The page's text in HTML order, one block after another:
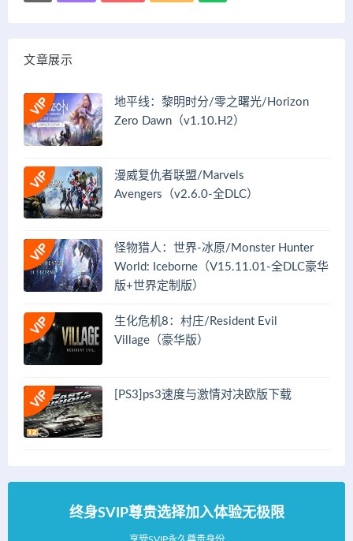
文章展示
地平线：黎明时分/零之曙光/Horizon
Zero Dawn（v1.10.H2）
漫威复仇者联盟/Marvels
Avengers（v2.6.0-全DLC）
怪物猎人：世界-冰原/Monster Hunter
World: Iceborne（V15.11.01-全DLC豪华
版+世界定制版）
生化危机8：村庄/Resident Evil
Village（豪华版）
[PS3]ps3速度与激情对决欧版下载
终身SVIP尊贵选择加入体验无极限